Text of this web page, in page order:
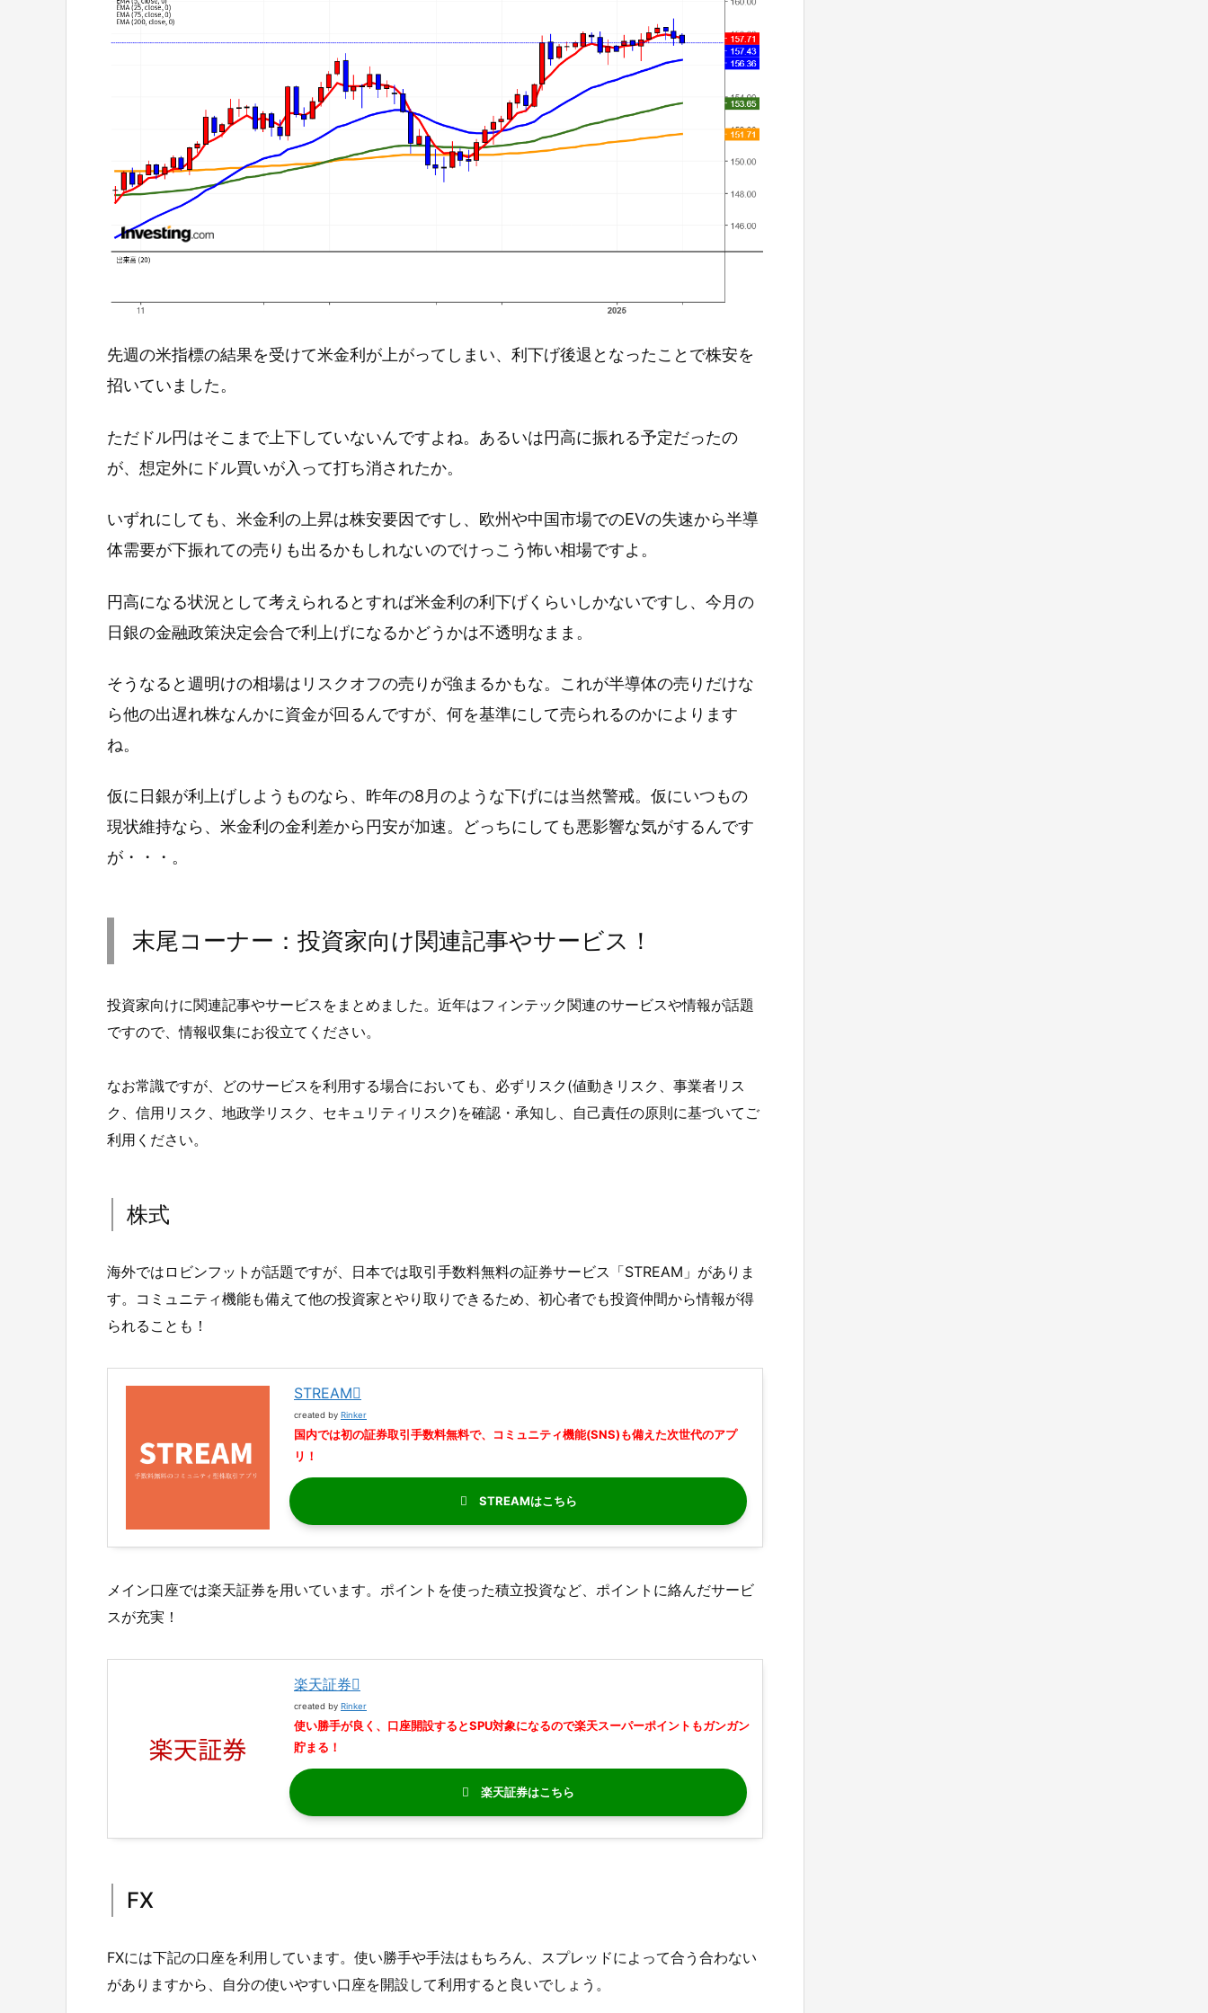
先週の米指標の結果を受けて米金利が上がってしまい、利下げ後退となったことで株安を
招いていました。
ただドル円はそこまで上下していないんですよね。あるいは円高に振れる予定だったの
が、想定外にドル買いが入って打ち消されたか。
いずれにしても、米金利の上昇は株安要因ですし、欧州や中国市場でのEVの失速から半導
体需要が下振れての売りも出るかもしれないのでけっこう怖い相場ですよ。
円高になる状況として考えられるとすれば米金利の利下げくらいしかないですし、今月の
日銀の金融政策決定会合で利上げになるかどうかは不透明なまま。
そうなると週明けの相場はリスクオフの売りが強まるかもな。これが半導体の売りだけな
ら他の出遅れ株なんかに資金が回るんですが、何を基準にして売られるのかによります
ね。
仮に日銀が利上げしようものなら、昨年の8月のような下げには当然警戒。仮にいつもの
現状維持なら、米金利の金利差から円安が加速。どっちにしても悪影響な気がするんです
が・・・。
末尾コーナー：投資家向け関連記事やサービス！
投資家向けに関連記事やサービスをまとめました。近年はフィンテック関連のサービスや情報が話題
ですので、情報収集にお役立てください。
なお常識ですが、どのサービスを利用する場合においても、必ずリスク(値動きリスク、事業者リス
ク、信用リスク、地政学リスク、セキュリティリスク)を確認・承知し、自己責任の原則に基づいてご
利用ください。
株式
海外ではロビンフットが話題ですが、日本では取引手数料無料の証券サービス「STREAM」がありま
す。コミュニティ機能も備えて他の投資家とやり取りできるため、初心者でも投資仲間から情報が得
られることも！
STREAM
created by Rinker
国内では初の証券取引手数料無料で、コミュニティ機能(SNS)も備えた次世代のアプ
リ！
STREAM
メイン口座では楽天証券を用いています。ポイントを使った積立投資など、ポイントに絡んだサービ
スが充実！
楽天証券
created by Rinker
使い勝手が良く、口座開設するとSPU対象になるので楽天スーパーポイントもガンガン
貯まる！
楽天証券
FX
FXには下記の口座を利用しています。使い勝手や手法はもちろん、スプレッドによって合う合わない
がありますから、自分の使いやすい口座を開設して利用すると良いでしょう。